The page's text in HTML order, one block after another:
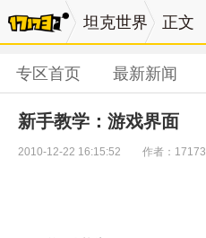
坦克世界 正文
专区首页 最新新闻
新手教学：游戏界面
2010-12-22 16:15:52 作者：17173